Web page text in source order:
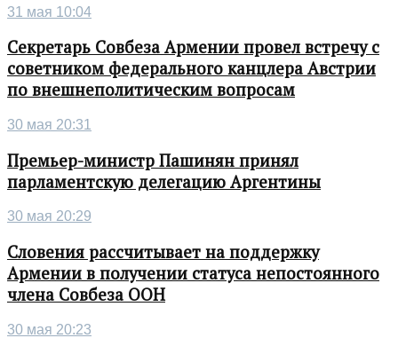
31 мая 10:04
Секретарь Совбеза Армении провел встречу с
советником федерального канцлера Австрии
по внешнеполитическим вопросам
30 мая 20:31
Премьер-министр Пашинян принял
парламентскую делегацию Аргентины
30 мая 20:29
Словения рассчитывает на поддержку
Армении в получении статуса непостоянного
члена Совбеза ООН
30 мая 20:23